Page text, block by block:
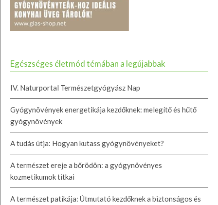
Egészséges életmód témában a legújabbak
IV. Naturportal Természetgyógyász Nap
Gyógynövények energetikája kezdőknek: melegítő és hűtő
gyógynövények
A tudás útja: Hogyan kutass gyógynövényeket?
A természet ereje a bőrödön: a gyógynövényes
kozmetikumok titkai
A természet patikája: Útmutató kezdőknek a biztonságos és